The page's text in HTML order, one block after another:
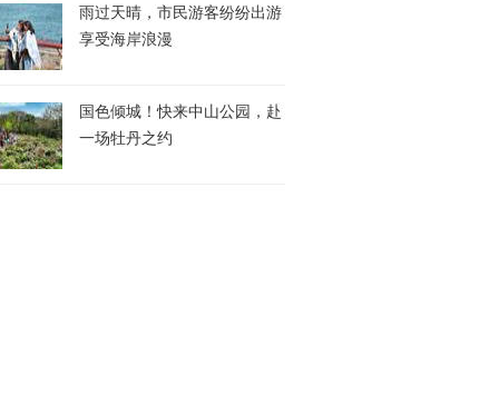
雨过天晴，市民游客纷纷出游
享受海岸浪漫
国色倾城！快来中山公园，赴
一场牡丹之约